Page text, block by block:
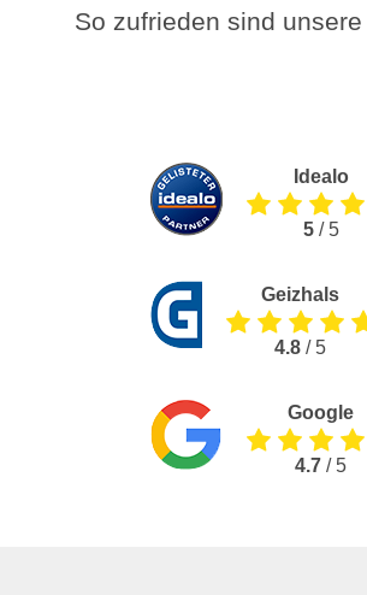
So zufrieden sind
Idealo
5/ 5
Geizhals
4.8 / 5
Google
4.7 / 5